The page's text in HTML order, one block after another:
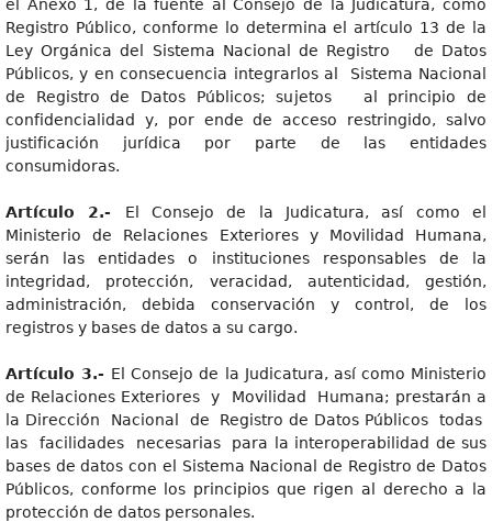
el Anexo 1, de la fuente al Consejo de la Judicatura, como
Registro Público, conforme lo determina el artículo 13 de la
Ley Orgánica del Sistema Nacional de Registro de Datos
Públicos, y en consecuencia integrarlos al Sistema Nacional
de Registro de Datos Públicos; sujetos al principio de
confidencialidad y, por ende de acceso restringido, salvo
justificación jurídica por parte de las entidades
consumidoras.
Artículo 2.- El Consejo de la Judicatura, así como el
Ministerio de Relaciones Exteriores y Movilidad Humana,
serán las entidades o instituciones responsables de la
integridad, protección, veracidad, autenticidad, gestión,
administración, debida conservación y control, de los
registros y bases de datos a su cargo.
Artículo 3.- El Consejo de la Judicatura, así como Ministerio
de Relaciones Exteriores y Movilidad Humana; prestarán a
la Dirección Nacional de Registro de Datos Públicos todas
las facilidades necesarias para la interoperabilidad de sus
bases de datos con el Sistema Nacional de Registro de Datos
Públicos, conforme los principios que rigen al derecho a la
protección de datos personales.